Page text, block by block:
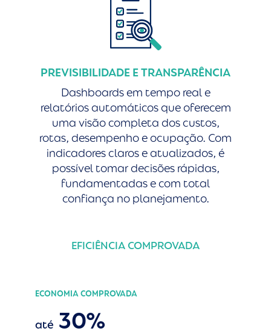
PREVISIBILIDADE E TRANSPARÊNCIA
Dashboards em tempo real e
relatórios automáticos que oferecem
uma visão completa dos custos,
rotas, desempenho e ocupação. Com
indicadores claros e atualizados, é
possível tomar decisões rápidas,
fundamentadas e com total
confiança no planejamento.
EFICIÊNCIA COMPROVADA
ECONOMIA COMPROVADA
até 30%